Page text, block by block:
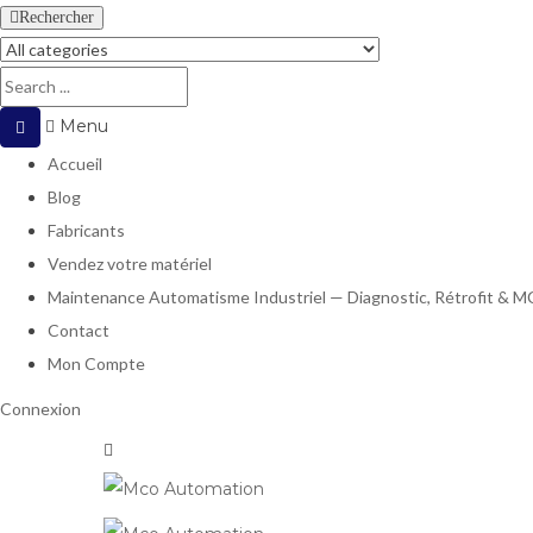
Rechercher
Menu
Accueil
Blog
Fabricants
Vendez votre matériel
Maintenance Automatisme Industriel — Diagnostic, Rétrofit &
Contact
Mon Compte
Connexion